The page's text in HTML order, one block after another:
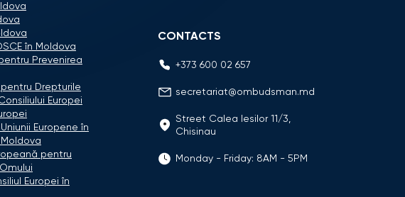
în Moldova
Prevenirea
Drepturile
Europei
Europene în
pentru
Europei în
CONTACTS
+373 600 02 657
secretariat@ombudsman.md
Street Calea Iesilor 11/3,
Chisinau
Monday - Friday: 8AM - 5PM